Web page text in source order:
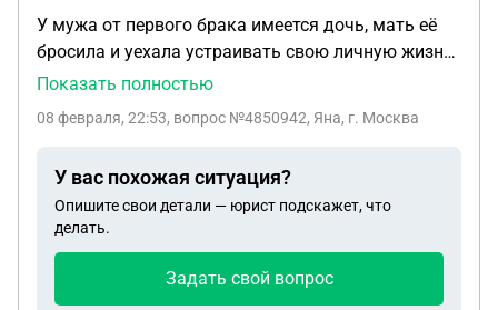
У мужа от первого брака имеется дочь, мать её
бросила и уехала устраивать свою личную жизнь,
муж забрал свою дочь в нашу семью, девочка
вызвали опеку, на мужа составили протокол, то
сошло с рук. Как быть?
Показать полностью
08 февраля, 22:53, вопрос №4850942, Яна, г. Москва
У вас похожая ситуация?
Опишите свои детали — юрист подскажет, что
делать.
Задать свой вопрос